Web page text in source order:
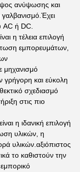
ανύψωσης και
AC ή DC.
η τέλεια επιλογή
εμπορευμάτων,
μηχανισμό
γρήγορη και εύκολη
σχεδιασμό
στις πιο
η ιδανική επιλογή
υλικών, η
υλικών.αξιόπιστος
το καθιστούν την